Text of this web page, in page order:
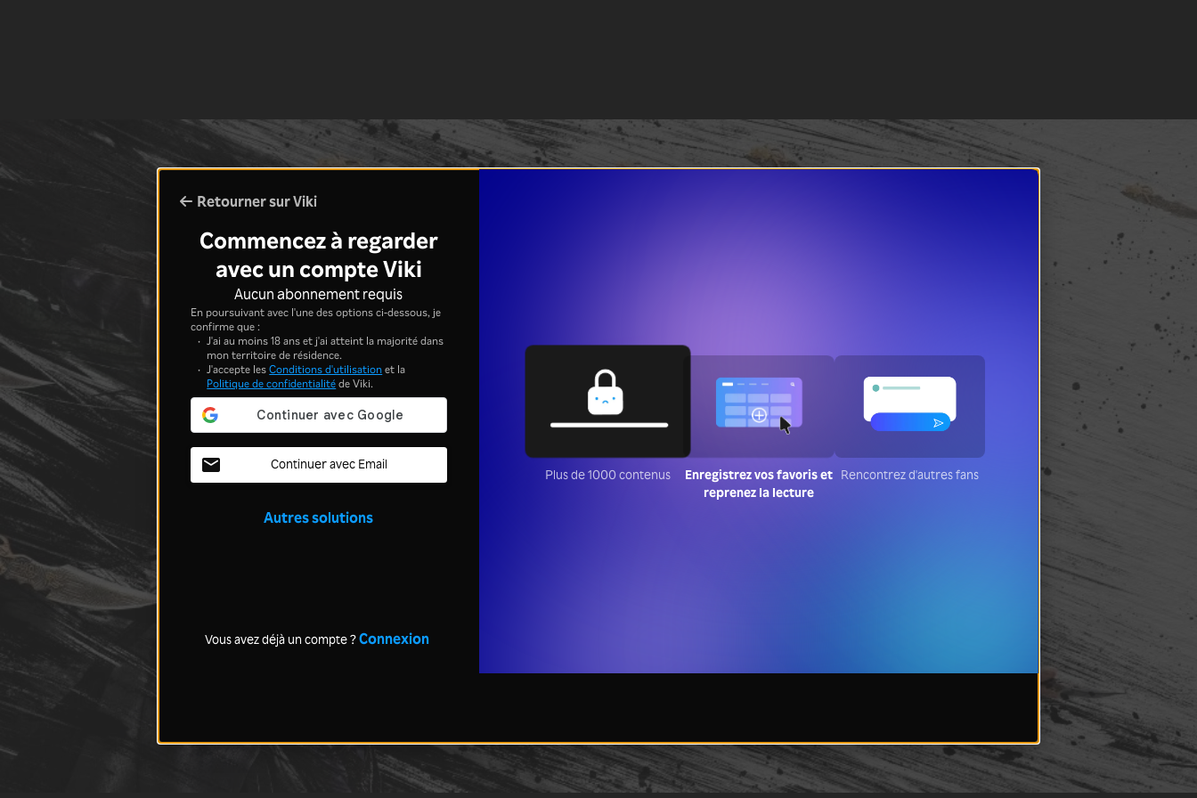
Retourner sur Viki
Commencez à regarder
avec un compte Viki
Aucun abonnement requis
En poursuivant avec l'une des options ci-dessous, je
confirme que :
J'ai au moins 18 ans et j'ai atteint la majorité dans
mon territoire de résidence.
J'accepte lesConditions d'utilisationet la
Politique de confidentialitéde Viki.
Continuer avec Email
Autres solutions
Vous avez déjà un compte ?Connexion
Plus de 1000 contenus
Enregistrez vos favoris et
reprenez la lecture
Rencontrez d'autres fans